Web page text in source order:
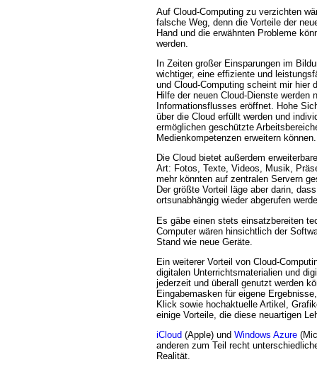
Auf Cloud-Computing zu verzichten
falsche Weg, denn die Vorteile der
Hand und die erwähnten Probleme
werden.
In Zeiten großer Einsparungen im
wichtiger, eine effiziente und
und Cloud-Computing scheint mir hier
Hilfe der neuen Cloud-Dienste werden
Informationsflusses eröffnet. Hohe
über die Cloud erfüllt werden und
ermöglichen geschützte
Medienkompetenzen erweitern können.
Die Cloud bietet außerdem
Art: Fotos, Texte, Videos, Musik,
mehr könnten auf zentralen Servern
Der größte Vorteil läge aber darin,
ortsunabhängig wieder abgerufen
Es gäbe einen stets einsatzbereiten
Computer wären hinsichtlich der
Stand wie neue Geräte.
Ein weiterer Vorteil von Cloud-
digitalen Unterrichtsmaterialien und
jederzeit und überall genutzt werden
Eingabemasken für eigene
Klick sowie hochaktuelle Artikel,
einige Vorteile, die diese neuartigen
iCloud (Apple) und Windows Azure
anderen zum Teil recht
Realität.